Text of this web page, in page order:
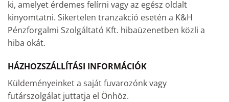
ki, amelyet érdemes felírni vagy az egész oldalt
kinyomtatni. Sikertelen tranzakció esetén a K&H
Pénzforgalmi Szolgáltató Kft. hibaüzenetben közli a
hiba okát.
HÁZHOZSZÁLLÍTÁSI INFORMÁCIÓK
Küldeményeinket a saját fuvarozónk vagy
futárszolgálat juttatja el Önhöz.